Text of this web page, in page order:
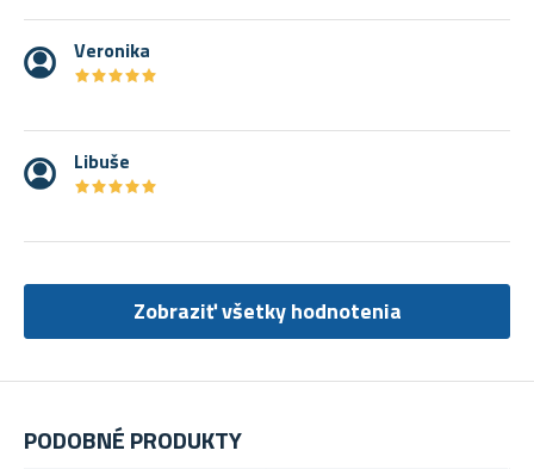
PODOBNÉ PRODUKTY
Veronika
★★★★★
★★★★★
Libuše
★★★★★
★★★★★
Zobraziť všetky hodnotenia